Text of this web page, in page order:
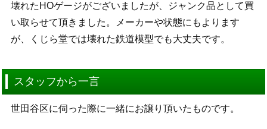
壊れたHOゲージがございましたが、ジャンク品として買
い取らせて頂きました。メーカーや状態にもよります
が、くじら堂では壊れた鉄道模型でも大丈夫です。
スタッフから一言
世田谷区に伺った際に一緒にお譲り頂いたものです。